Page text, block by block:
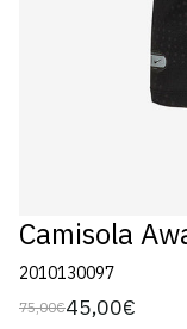
Camisola
2010130097
Preço
75,00€
Preço
45,00€